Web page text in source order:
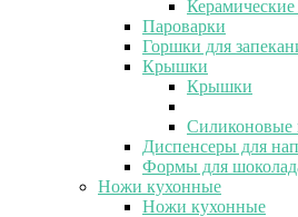
Пароварки
Горшки для
Крышки
Крышки
Диспенсеры для
Формы для
Ножи кухонные
Ножи кухонные